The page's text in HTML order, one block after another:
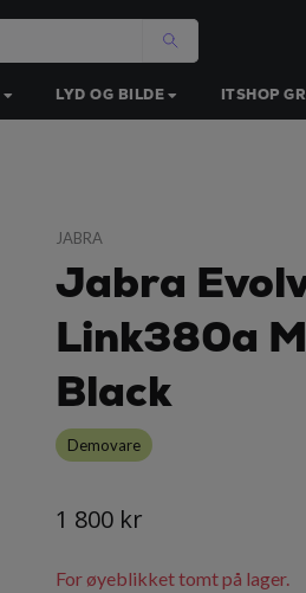
LYD OG BILDE ITSHOP
JABRA
Jabra
Link380a
Black
Demovare
1 800 kr
For øyeblikket tomt på lager.